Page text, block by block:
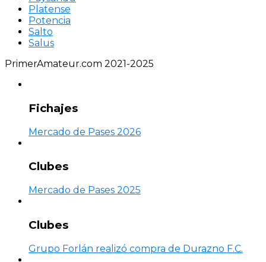
Platense
Potencia
Salto
Salus
PrimerAmateur.com 2021-2025
Fichajes
Mercado de Pases 2026
Clubes
Mercado de Pases 2025
Clubes
Grupo Forlán realizó compra de Durazno F.C.